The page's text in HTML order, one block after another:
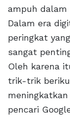
ampuh dalam
Dalam era
peringkat
sangat
Oleh karena
trik-trik
pencari